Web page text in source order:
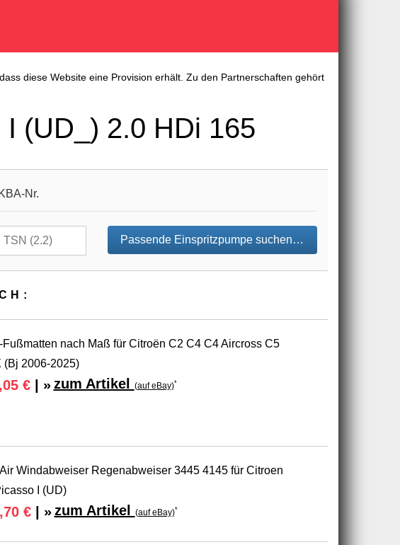
diese Website eine Provision erhält. Zu den Partnerschaften gehört
(UD_) 2.0 HDi 165
Nr.
Passende Einspritzpumpe suchen…
Fußmatten nach Maß für Citroën C2 C4 C4 Aircross C5
(Bj 2006-2025)
€| » zum Artikel (auf eBay)*
Windabweiser Regenabweiser 3445 4145 für Citroen
I (UD)
€| » zum Artikel (auf eBay)*